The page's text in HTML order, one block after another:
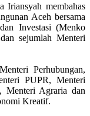
Iriansyah membahas
Aceh bersama
Investasi (Menko
sejumlah Menteri
Perhubungan,
PUPR, Menteri
Menteri Agraria dan
Kreatif.